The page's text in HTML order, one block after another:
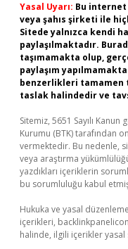
Yasal Uyarı: Bu
veya şahıs şirketi ile
Sitede yalnızca kendi
paylaşılmaktadır.
taşımamakta olup,
paylaşım
benzerlikleri tamamen
taslak halindedir ve
Sitemiz, 5651 Sayılı
Kurumu (BTK) tarafından
vermektedir. Bu nedenle,
veya araştırma
yazdıkları içeriklerin
bu sorumluluğu kabul etmiş
Hukuka ve yasal
içerikleri,
halinde, ilgili içerikler yasal